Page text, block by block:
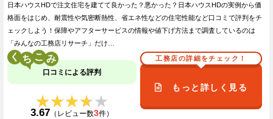
日本ハウスHDで注文住宅を建てて良かった？悪かった？日本ハウスHDの実例から価
格面をはじめ、耐震性や気密断熱性、省エネ性などの住宅性能など口コミで評判をチ
ェックしよう！保障やアフターサービスの情報や値下げ方法まで調査しているのは
「みんなの工務店リサーチ」だけ…
く こ
口コミによる評判
★★★★★
★★★★★
3.67 （レビュー数3件）
工務店の詳細をチェック！
もっと詳しく見る